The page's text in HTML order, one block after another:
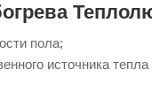
пола;
источника